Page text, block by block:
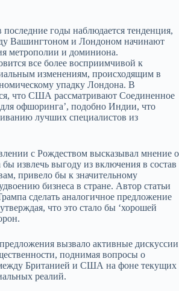
годы наблюдается тенденция,
Вашингтоном и Лондоном начинают
метрополии и доминиона.
все более восприимчивой к
изменениям, происходящим в
упадку Лондона. В
что США рассматривают Соединенное
для офшоринга’, подобно Индии, что
лучших специалистов из
с Рождеством высказывал мнение о
извлечь выгоду из включения в состав
привело бы к значительному
бизнеса в стране. Автор статьи
сделать аналогичное предложение
что это стало бы ‘хорошей
вызвало активные дискуссии
поднимая вопросы о
Британией и США на фоне текущих
реалий.